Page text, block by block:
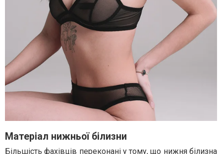
Матеріал нижньої білизни
Більшість фахівців переконані у тому, що нижня білизна